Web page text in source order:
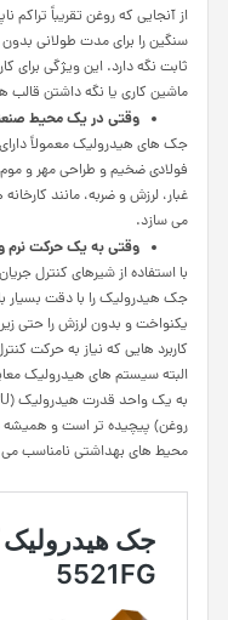
از آنجایی که روغن تقریباً
سنگین را برای مدت طولانی
ثابت نگه دارد. این ویژگی برای
ماشین کاری یا نگه داشتن
وقتی دریکمحیط
جک های هیدرولیک معمولاً
فولادی ضخیم و طراحی مهر و موم
غبار، لرزش و ضربه، مانند
می سازد.
وقتیبهیکحرکتنرم
جک هیدرولیک را با دقت بسیار
یکنواخت و بدون لرزش را حتی
کاربرد هایی که نیاز به حرکت
البته سیستم های هیدرولیک
روغن) پیچیده تر است و همیشه
محیط های بهداشتی نامناسب